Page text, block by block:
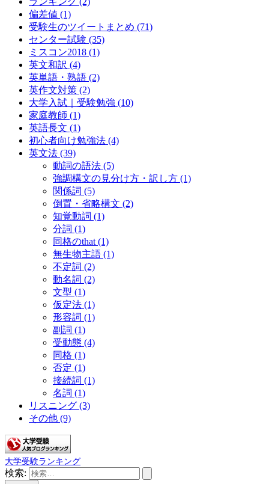
偏差値 (1)
受験生のツイートまとめ (71)
センター試験 (35)
ミスコン2018 (1)
英文和訳 (4)
英単語・熟語 (2)
英作文対策 (2)
大学入試｜受験勉強 (10)
家庭教師 (1)
英語長文 (1)
初心者向け勉強法 (4)
英文法 (39)
動詞の語法 (5)
強調構文の見分け方・訳し方 (1)
関係詞 (5)
倒置・省略構文 (2)
知覚動詞 (1)
分詞 (1)
同格のthat (1)
無生物主語 (1)
不定詞 (2)
動名詞 (2)
文型 (1)
仮定法 (1)
形容詞 (1)
副詞 (1)
受動態 (4)
同格 (1)
否定 (1)
接続詞 (1)
名詞 (1)
リスニング (3)
その他 (9)
大学受験ランキング
検索: